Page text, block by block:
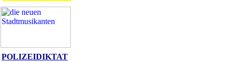
POLIZEIDIKTAT